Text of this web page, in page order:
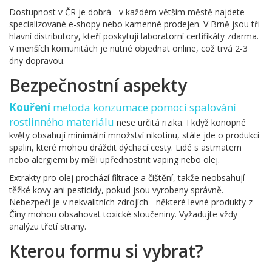
Dostupnost v ČR je dobrá - v každém větším městě najdete
specializované e-shopy nebo kamenné prodejen. V Brně jsou tři
hlavní distributory, kteří poskytují laboratorní certifikáty zdarma.
V menších komunitách je nutné objednat online, což trvá 2-3
dny dopravou.
Bezpečnostní aspekty
Kouření metoda konzumace pomocí spalování
rostlinného materiálu nese určitá rizika. I když konopné
květy obsahují minimální množství nikotinu, stále jde o produkci
spalin, které mohou dráždit dýchací cesty. Lidé s astmatem
nebo alergiemi by měli upřednostnit vaping nebo olej.
Extrakty pro olej prochází filtrace a čištění, takže neobsahují
těžké kovy ani pesticidy, pokud jsou vyrobeny správně.
Nebezpečí je v nekvalitních zdrojích - některé levné produkty z
Číny mohou obsahovat toxické sloučeniny. Vyžadujte vždy
analýzu třetí strany.
Kterou formu si vybrat?